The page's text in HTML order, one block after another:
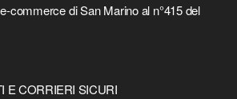
commerce di San Marino al n°415 del
E CORRIERI SICURI